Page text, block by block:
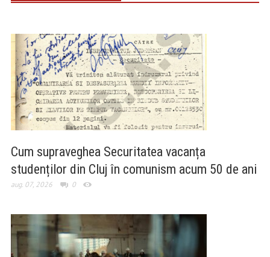
Cum supraveghea Securitatea vacanța
studenților din Cluj în comunism acum 50 de ani
aug. 07, 2026 0